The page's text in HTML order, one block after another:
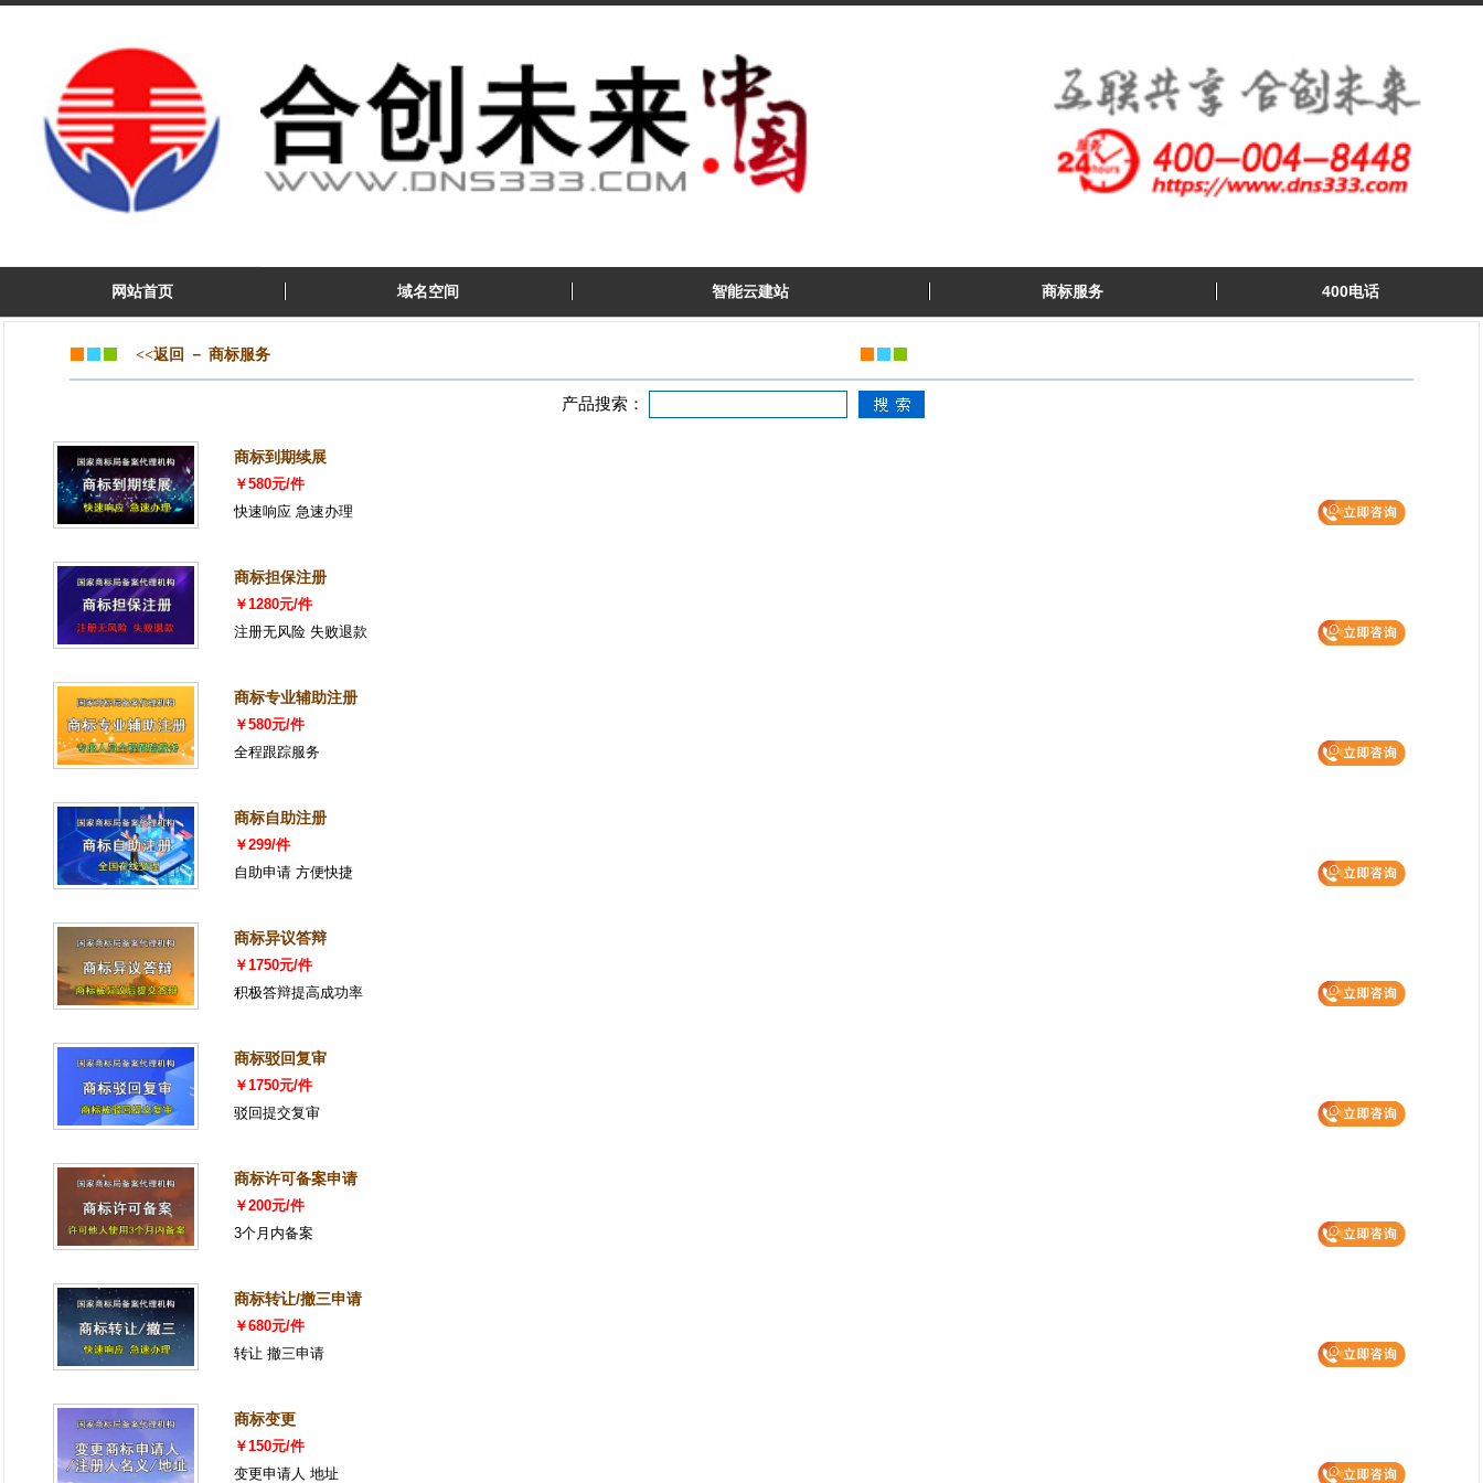
网站首页 域名空间 智能云建站 商标服务 400电话
<<返回 － 商标服务
产品搜索：
商标到期续展
￥580元/件
快速响应 急速办理
商标担保注册
￥1280元/件
注册无风险 失败退款
商标专业辅助注册
￥580元/件
全程跟踪服务
商标自助注册
￥299/件
自助申请 方便快捷
商标异议答辩
￥1750元/件
积极答辩提高成功率
商标驳回复审
￥1750元/件
驳回提交复审
商标许可备案申请
￥200元/件
3个月内备案
商标转让/撤三申请
￥680元/件
转让 撤三申请
商标变更
￥150元/件
变更申请人 地址